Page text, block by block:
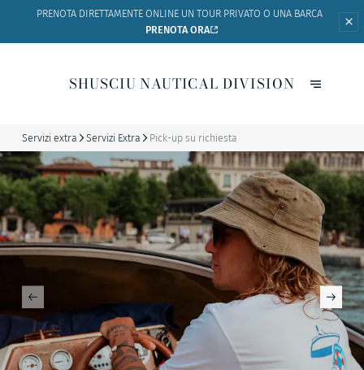
PRENOTA DIRETTAMENTE ONLINE UN TOUR PRIVATO O UNA BARCA
PRENOTA ORA
SHUSCIU NAUTICAL DIVISION
Servizi extra Servizi Extra Pick-up su richiesta